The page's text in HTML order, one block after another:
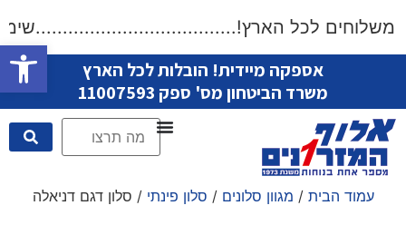
פתח
משלוחים לכל
אספקה מיידית! הובלות לכל הארץ
משרד הביטחון מס' ספק 11007593
עמוד הבית / מגוון סלונים / סלון פינתי / סלון דגם דניאלה